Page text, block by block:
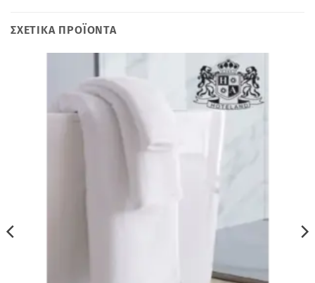
ΣΧΕΤΙΚΆ ΠΡΟΪΌΝΤΑ